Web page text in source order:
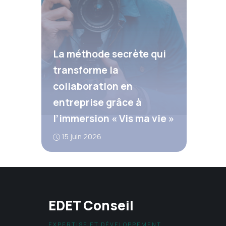
La méthode secrète qui
transforme la
collaboration en
entreprise grâce à
l’immersion « Vis ma vie »
15 juin 2026
EDET Conseil
EXPERTISE ET DÉVELOPPEMENT